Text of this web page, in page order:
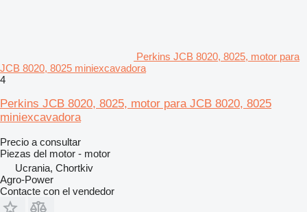
Perkins JCB 8020, 8025, motor para
JCB 8020, 8025 miniexcavadora
4
Perkins JCB 8020, 8025, motor para JCB 8020, 8025
miniexcavadora
Precio a consultar
Piezas del motor - motor
Ucrania, Chortkiv
Agro-Power
Contacte con el vendedor